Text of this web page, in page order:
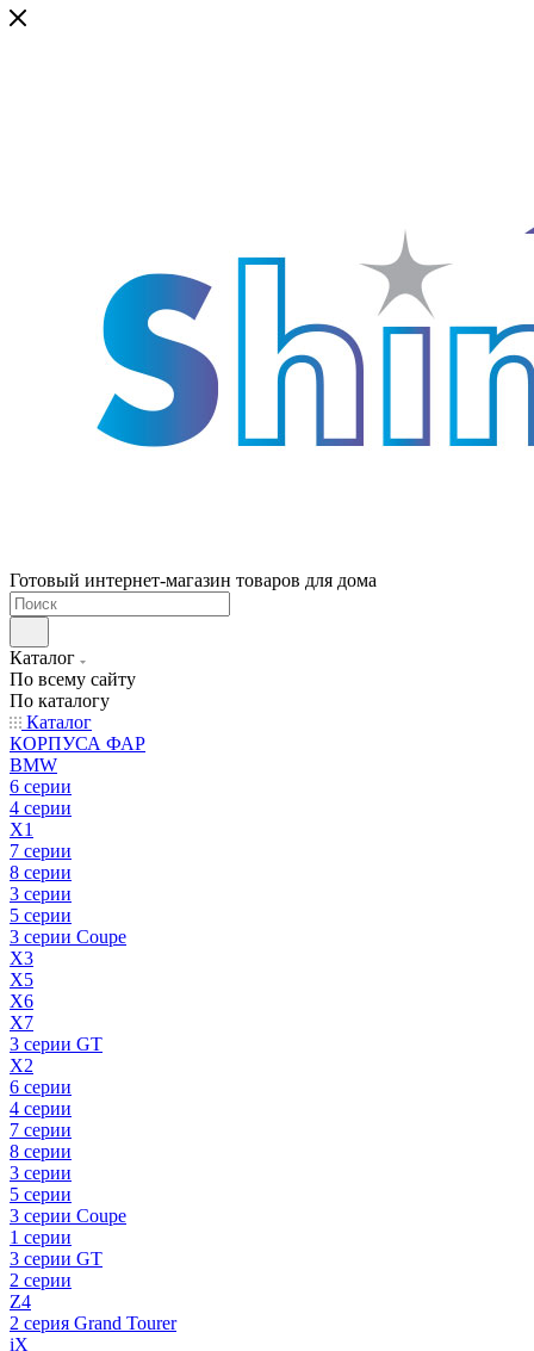
Готовый интернет-магазин товаров для дома
Каталог
По всему сайту
По каталогу
Каталог
КОРПУСА ФАР
BMW
6 серии
4 серии
X1
7 серии
8 серии
3 серии
5 серии
3 серии Coupe
X3
X5
X6
X7
3 серии GT
X2
6 серии
4 серии
7 серии
8 серии
3 серии
5 серии
3 серии Coupe
1 серии
3 серии GT
2 серии
Z4
2 серия Grand Tourer
iX